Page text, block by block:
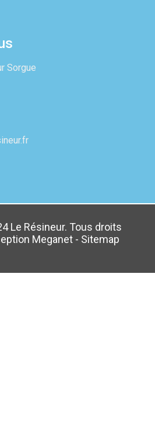
Sorgue
Le Résineur. Tous droits
Meganet- Sitemap